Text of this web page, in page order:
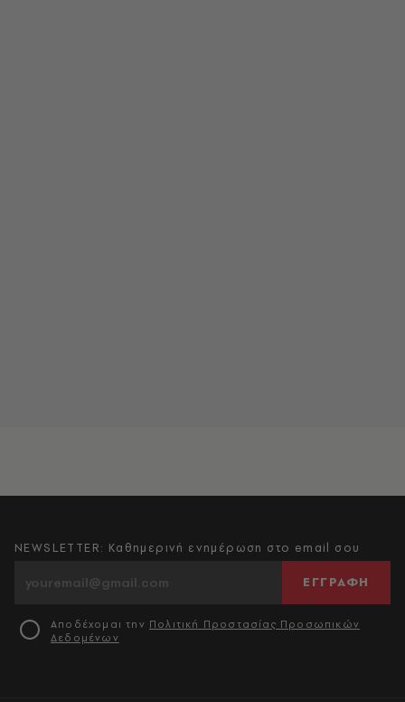
NEWSLETTER: Καθημερινή ενημέρωση στο email σου
ΕΓΓΡΑΦΗ
Αποδέχομαι την Πολιτική Προστασίας Προσωπικών
Δεδομένων